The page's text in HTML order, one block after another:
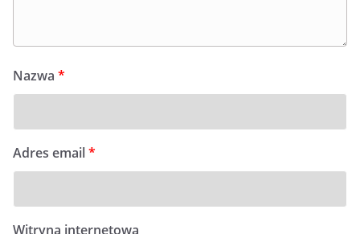
Nazwa *
Adres email*
Witryna internetowa